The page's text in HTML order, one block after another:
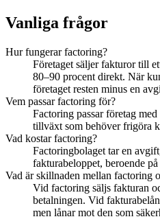
Vanliga frågor
Hur fungerar factoring?
Företaget säljer fakturor till
80–90 procent direkt. När
företaget resten minus en
Vem passar factoring för?
Factoring passar företag
tillväxt som behöver frigöra
Vad kostar factoring?
Factoringbolaget tar en
fakturabeloppet, beroende
Vad är skillnaden mellan factoring
Vid factoring säljs fakturan
betalningen. Vid
men lånar mot den som